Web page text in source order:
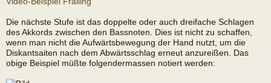
Die nächste Stufe ist das doppelte oder auch dreifache Schlagen
des Akkords zwischen den Bassnoten. Dies ist nicht zu schaffen,
wenn man nicht die Aufwärtsbewegung der Hand nutzt, um die
Diskantsaiten nach dem Abwärtsschlag erneut anzureißen. Das
obige Beispiel müßte folgendermassen notiert werden: